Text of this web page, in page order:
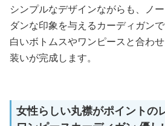
シンプルなデザインながらも、ノ
ダンな印象を与えるカーディガンで
白いボトムスやワンピースと合わ
装いが完成します。
女性らしい丸襟がポイントの